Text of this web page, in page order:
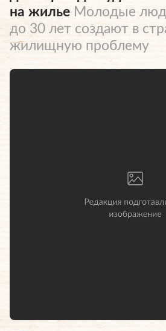
на жилье Молодые
до 30 лет создают в
жилищную проблему